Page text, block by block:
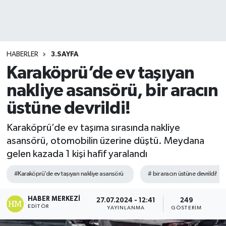
HABERLER 3.SAYFA
Karaköprü’de ev taşıyan
nakliye asansörü, bir aracın
üstüne devrildi!
Karaköprü’de ev taşıma sırasında nakliye
asansörü, otomobilin üzerine düştü. Meydana
gelen kazada 1 kişi hafif yaralandı
#Karaköprü’de ev taşıyan nakliye asansörü # bir aracın üstüne devrildi!
HABER MERKEZI
EDITÖR
27.07.2024 - 12:41
YAYINLANMA
249
GÖSTERIM
Haber Arşivi